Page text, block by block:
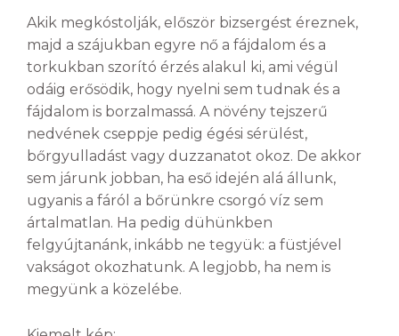
Akik megkóstolják, először bizsergést éreznek,
majd a szájukban egyre nő a fájdalom és a
torkukban szorító érzés alakul ki, ami végül
odáig erősödik, hogy nyelni sem tudnak és a
fájdalom is borzalmassá. A növény tejszerű
nedvének cseppje pedig égési sérülést,
bőrgyulladást vagy duzzanatot okoz. De akkor
sem járunk jobban, ha eső idején alá állunk,
ugyanis a fáról a bőrünkre csorgó víz sem
ártalmatlan. Ha pedig dühünkben
felgyújtanánk, inkább ne tegyük: a füstjével
vakságot okozhatunk. A legjobb, ha nem is
megyünk a közelébe.